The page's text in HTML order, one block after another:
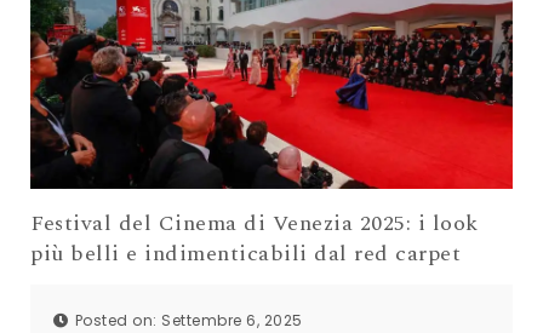
Festival del Cinema di Venezia 2025: i look
più belli e indimenticabili dal red carpet
Posted on: Settembre 6, 2025